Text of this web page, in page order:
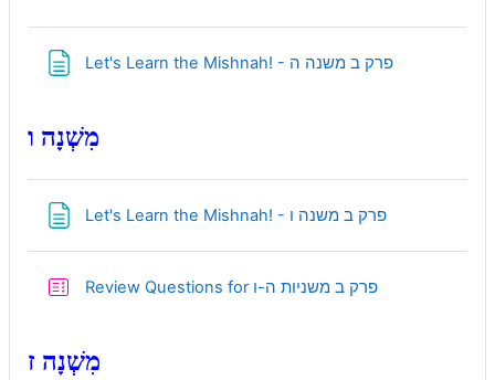
Let's Learn the Mishnah! - פרק ב משנה הPage
מִשְׁנָה ו
Let's Learn the Mishnah! - פרק ב משנה וPage
Review Questions for פרק ב משניות ה-וQuiz
מִשְׁנָה ז